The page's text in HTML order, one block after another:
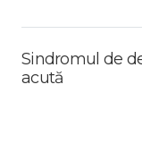
Sindromul de
acută